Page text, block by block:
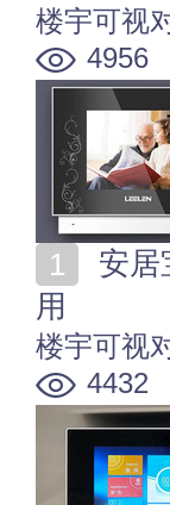
楼宇可视
4956
用
楼宇可视
4432